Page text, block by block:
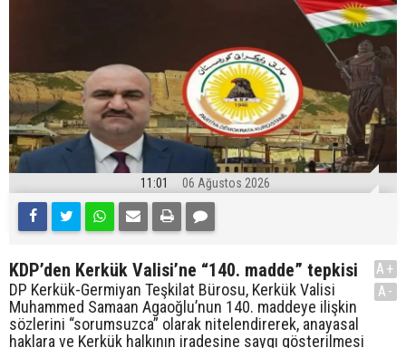
11:01 06 Ağustos 2026
KDP’den Kerkük Valisi’ne “140. madde” tepkisi
DP Kerkük-Germiyan Teşkilat Bürosu, Kerkük Valisi
Muhammed Samaan Agaoğlu’nun 140. maddeye ilişkin
sözlerini “sorumsuzca” olarak nitelendirerek, anayasal
haklara ve Kerkük halkının iradesine saygı gösterilmesi
A+
A-